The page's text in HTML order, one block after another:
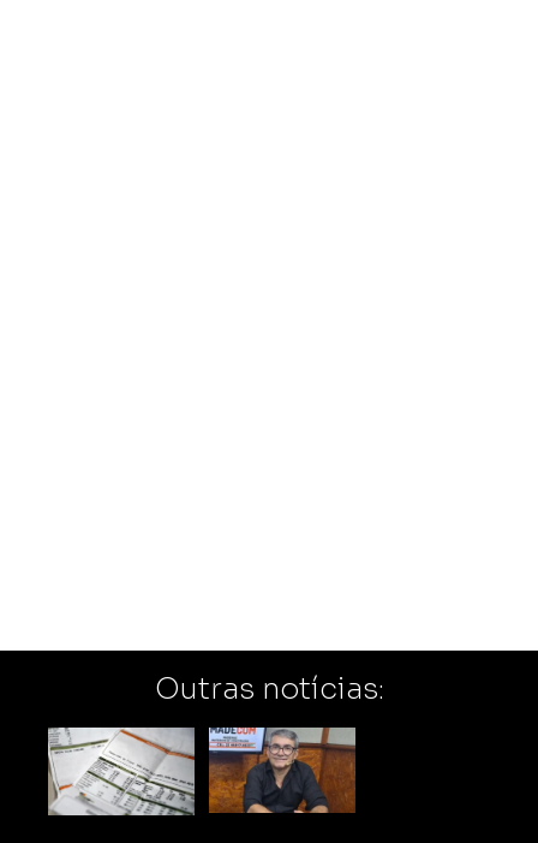
Outras notícias: